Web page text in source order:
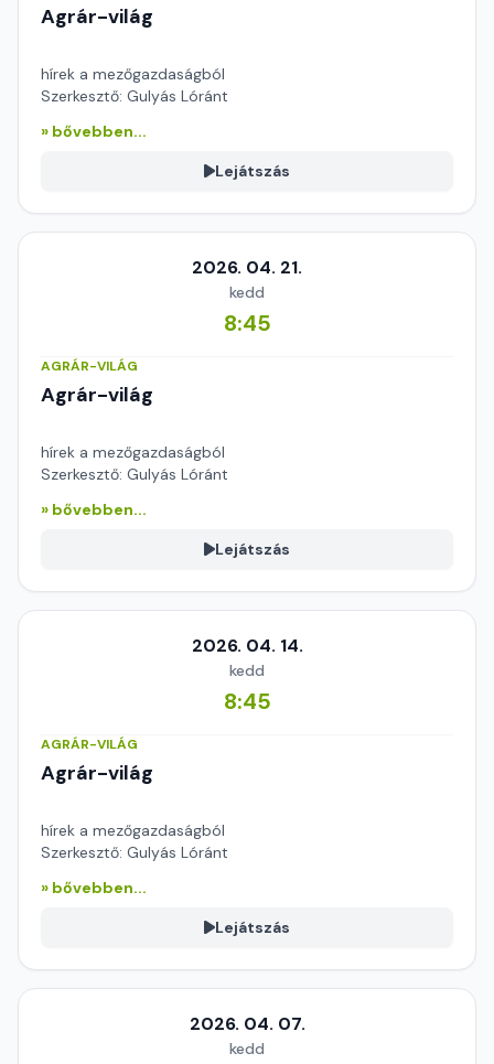
Agrár-világ
hírek a mezőgazdaságból
Szerkesztő: Gulyás Lóránt
» bővebben...
Lejátszás
2026. 04. 21.
kedd
8:45
AGRÁR-VILÁG
Agrár-világ
hírek a mezőgazdaságból
Szerkesztő: Gulyás Lóránt
» bővebben...
Lejátszás
2026. 04. 14.
kedd
8:45
AGRÁR-VILÁG
Agrár-világ
hírek a mezőgazdaságból
Szerkesztő: Gulyás Lóránt
» bővebben...
Lejátszás
2026. 04. 07.
kedd